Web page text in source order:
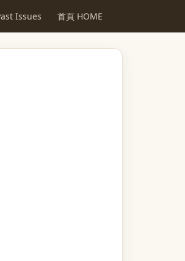
Issues 首頁 HOME